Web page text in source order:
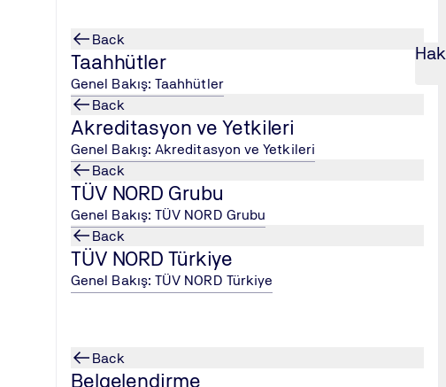
Back
Taahhütler
Genel Bakış: Taahhütler
Back
Akreditasyon ve Yetkileri
Genel Bakış: Akreditasyon ve Yetkileri
Back
TÜV NORD Grubu
Genel Bakış: TÜV NORD Grubu
Back
TÜV NORD Türkiye
Genel Bakış: TÜV NORD Türkiye
Back
Belgelendirme
SİSTEMLERİ EĞİT...